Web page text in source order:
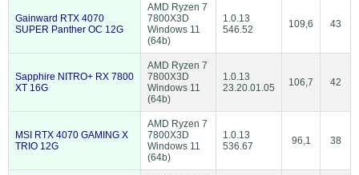
Gainward RTX 4070
SUPER Panther OC 12G
AMD Ryzen 7
7800X3D
Windows 11
(64b)
1.0.13
546.52
109,6 43
Sapphire NITRO+ RX 7800
XT 16G
AMD Ryzen 7
7800X3D
Windows 11
(64b)
1.0.13
23.20.01.05
106,7 42
MSI RTX 4070 GAMING X
TRIO 12G
AMD Ryzen 7
7800X3D
Windows 11
(64b)
1.0.13
536.67
96,1 38